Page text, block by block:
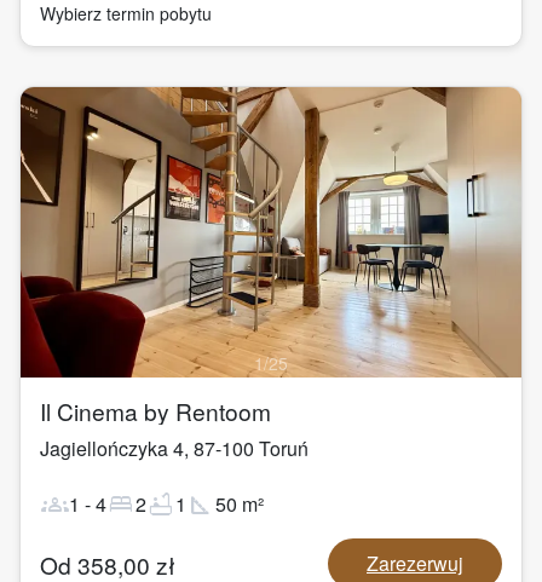
Wybierz termin pobytu
1/25
Il Cinema by Rentoom
Jagiellończyka 4, 87-100 Toruń
groups1 -4bed2bathtub1 square_foot 50 m²
Od 358,00 zł Zarezerwuj